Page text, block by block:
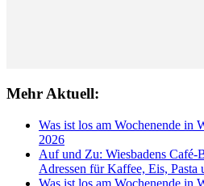
Mehr Aktuell:
Was ist los am Wochenende in
2026
Auf und Zu: Wiesbadens Café-
Adressen für Kaffee, Eis, Pasta
Was ist los am Wochenende in